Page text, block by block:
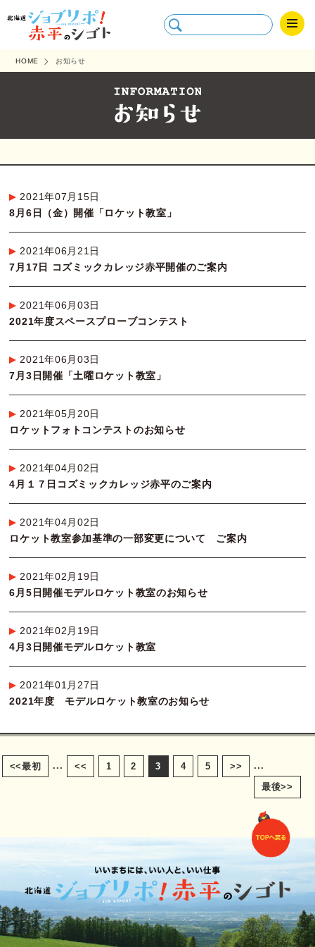
HOME お知らせ
2021年07月15日
8月6日（金）開催「ロケット教室」
2021年06月21日
7月17日 コズミックカレッジ赤平開催のご案内
2021年06月03日
2021年度スペースプローブコンテスト
2021年06月03日
7月3日開催「土曜ロケット教室」
2021年05月20日
ロケットフォトコンテストのお知らせ
2021年04月02日
4月１７日コズミックカレッジ赤平のご案内
2021年04月02日
ロケット教室参加基準の一部変更について ご案内
2021年02月19日
6月5日開催モデルロケット教室のお知らせ
2021年02月19日
4月3日開催モデルロケット教室
2021年01月27日
2021年度 モデルロケット教室のお知らせ
<<最初 ... << 1 2 3 4 5 >> ...
最後>>